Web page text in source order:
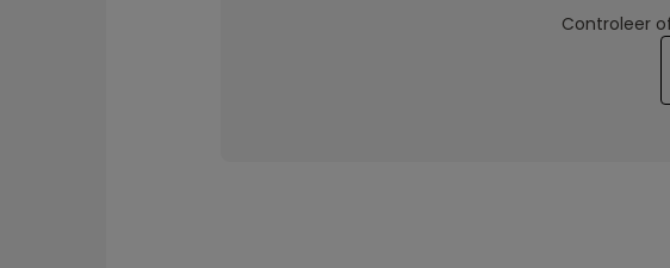
Controleer